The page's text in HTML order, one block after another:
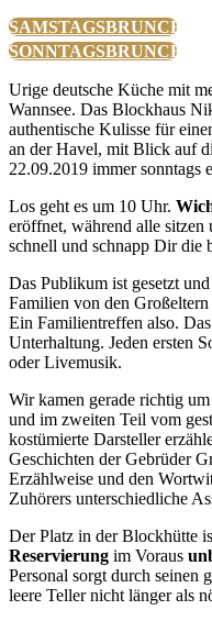
SAMSTAGSBRUNCH
SONNTAGSBRUNCH
Urige deutsche Küche mit
Wannsee. Das Blockhaus
authentische Kulisse für
an der Havel, mit Blick auf
22.09.2019 immer sonntags
Los geht es um 10 Uhr.
eröffnet, während alle sitzen
schnell und schnapp Dir die
Das Publikum ist gesetzt
Familien von den Großeltern
Ein Familientreffen also.
Unterhaltung. Jeden ersten
oder Livemusik.
Wir kamen gerade richtig
und im zweiten Teil vom
kostümierte Darsteller
Geschichten der Gebrüder
Erzählweise und den
Zuhörers unterschiedliche
Der Platz in der Blockhütte
Reservierung im Voraus
Personal sorgt durch seinen
leere Teller nicht länger als